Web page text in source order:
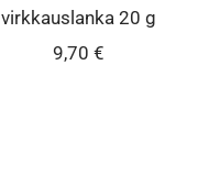
virkkauslanka 20 g
Alennushinta
9,70 €